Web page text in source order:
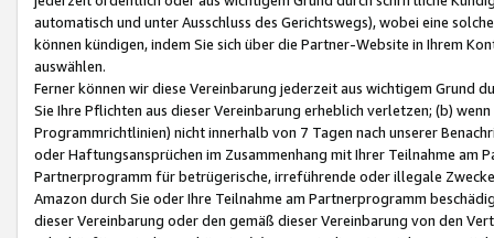
automatisch und unter Ausschluss des Gerichtswegs), wobei eine
können kündigen, indem Sie sich über die Partner-Website in Ihrem
auswählen.
Ferner können wir diese Vereinbarung jederzeit aus wichtigem Grund
Sie Ihre Pflichten aus dieser Vereinbarung erheblich verletzen; (b)
Programmrichtlinien) nicht innerhalb von 7 Tagen nach unserer
oder Haftungsansprüchen im Zusammenhang mit Ihrer Teilnahme am
Partnerprogramm für betrügerische, irreführende oder illegale
Amazon durch Sie oder Ihre Teilnahme am Partnerprogramm
dieser Vereinbarung oder den gemäß dieser Vereinbarung von den